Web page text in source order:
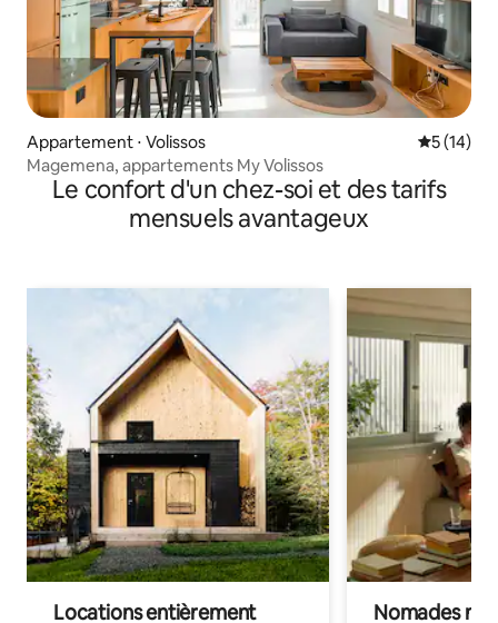
Appartement ⋅ Volissos
5 (14)
Magemena, appartements My Volissos
Le confort d'un chez-soi et des tarifs
mensuels avantageux
Locations entièrement Nomades